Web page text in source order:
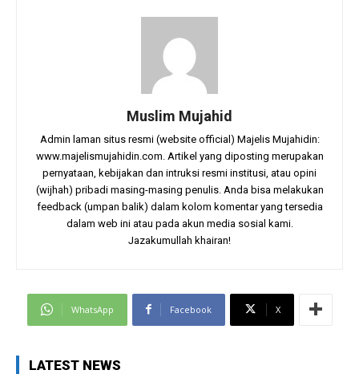
Muslim Mujahid
Admin laman situs resmi (website official) Majelis Mujahidin:
www.majelismujahidin.com. Artikel yang diposting merupakan
pernyataan, kebijakan dan intruksi resmi institusi, atau opini
(wijhah) pribadi masing-masing penulis. Anda bisa melakukan
feedback (umpan balik) dalam kolom komentar yang tersedia
dalam web ini atau pada akun media sosial kami.
Jazakumullah khairan!
WhatsApp Facebook X
LATEST NEWS